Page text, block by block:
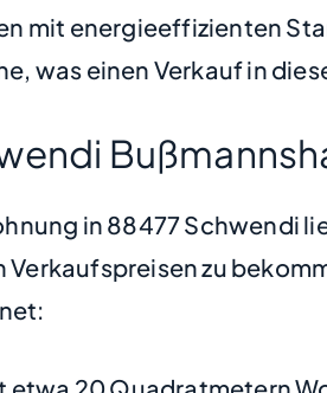
mit energieeffizienten
was einen Verkauf in
in 88477 Schwendi
zu